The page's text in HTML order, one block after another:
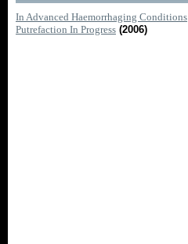
In Advanced Haemorrhaging Conditions
Putrefaction In Progress (2006)